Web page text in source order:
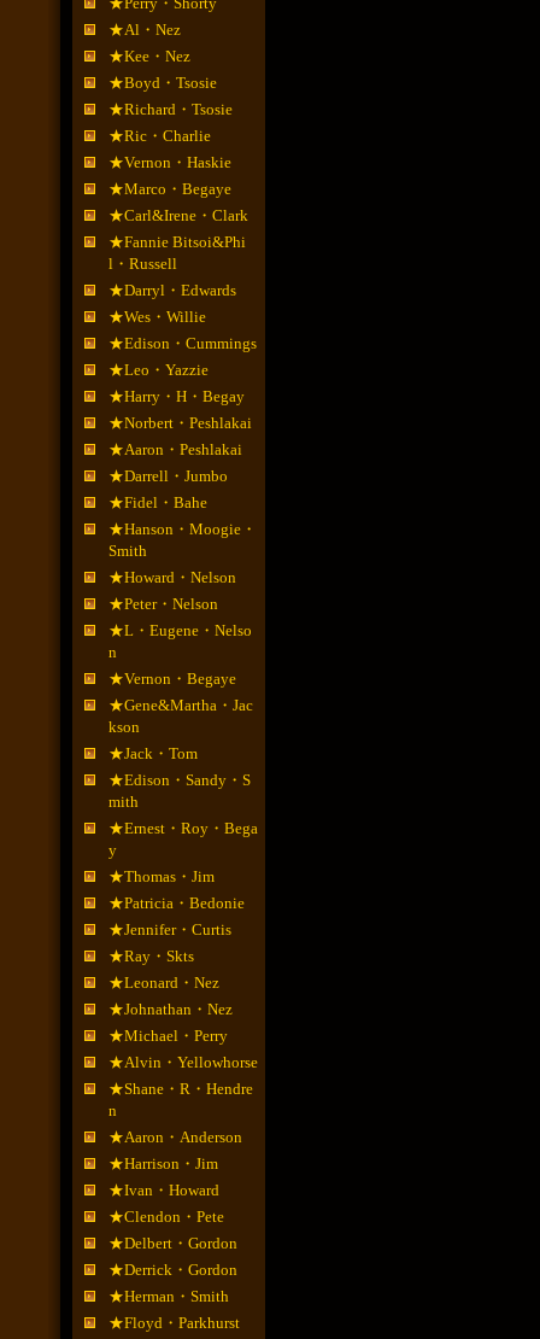
★Al・Nez
★Kee・Nez
★Boyd・Tsosie
★Richard・Tsosie
★Ric・Charlie
★Vernon・Haskie
★Marco・Begaye
★Carl&Irene・Clark
★Fannie Bitsoi&Phi
l・Russell
★Darryl・Edwards
★Wes・Willie
★Edison・Cummings
★Leo・Yazzie
★Harry・H・Begay
★Norbert・Peshlakai
★Aaron・Peshlakai
★Darrell・Jumbo
★Fidel・Bahe
★Hanson・Moogie・
Smith
★Howard・Nelson
★Peter・Nelson
★L・Eugene・Nelso
n
★Vernon・Begaye
★Gene&Martha・Jac
kson
★Jack・Tom
★Edison・Sandy・S
mith
★Ernest・Roy・Bega
y
★Thomas・Jim
★Patricia・Bedonie
★Jennifer・Curtis
★Ray・Skts
★Leonard・Nez
★Johnathan・Nez
★Michael・Perry
★Alvin・Yellowhorse
★Shane・R・Hendre
n
★Aaron・Anderson
★Harrison・Jim
★Ivan・Howard
★Clendon・Pete
★Delbert・Gordon
★Derrick・Gordon
★Herman・Smith
★Floyd・Parkhurst